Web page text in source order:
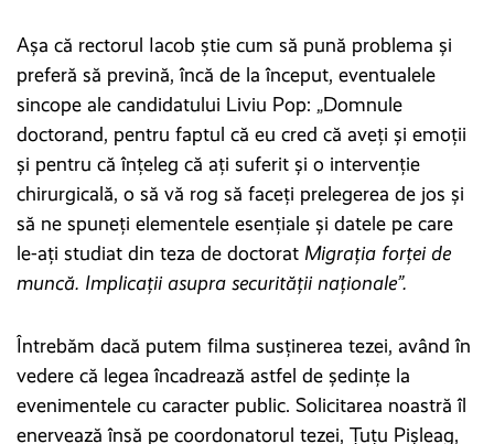
Așa că rectorul Iacob știe cum să pună problema și
preferă să prevină, încă de la început, eventualele
sincope ale candidatului Liviu Pop: „Domnule
doctorand, pentru faptul că eu cred că aveți și emoții
și pentru că înțeleg că ați suferit și o intervenție
chirurgicală, o să vă rog să faceți prelegerea de jos și
să ne spuneți elementele esențiale și datele pe care
le-ați studiat din teza de doctorat Migrația forței de
muncă. Implicații asupra securității naționale”.
Întrebăm dacă putem filma susținerea tezei, având în
vedere că legea încadrează astfel de ședințe la
evenimentele cu caracter public. Solicitarea noastră îl
enervează însă pe coordonatorul tezei, Ţuţu Pişleag,